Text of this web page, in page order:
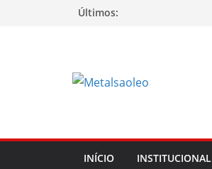
Últimos:
INÍCIO INSTITUCIONAL